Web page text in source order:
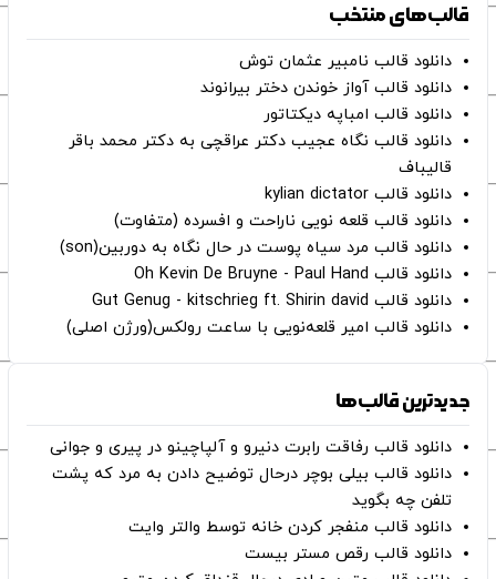
قالب‌های منتخب
دانلود قالب نامبیر عثمان ‌توش
دانلود قالب آواز خوندن دختر بیرانوند
دانلود قالب امباپه دیکتاتور
دانلود قالب نگاه عجیب دکتر عراقچی به دکتر محمد باقر
قالیباف
دانلود قالب kylian dictator
دانلود قالب قلعه نویی ناراحت و افسرده (متفاوت)
دانلود قالب مرد سیاه پوست در حال نگاه به دوربین(son)
دانلود قالب Oh Kevin De Bruyne - Paul Hand
دانلود قالب Gut Genug - kitschrieg ft. Shirin david
دانلود قالب امیر قلعه‌نویی با ساعت رولکس(ورژن اصلی)
جدیدترین قالب‌ها
دانلود قالب رفاقت رابرت دنیرو و آلپاچینو در پیری و جوانی
دانلود قالب بیلی بوچر درحال توضیح دادن به مرد که پشت
تلفن چه بگوید
دانلود قالب منفجر کردن خانه توسط والتر وایت
دانلود قالب رقص مستر بیست